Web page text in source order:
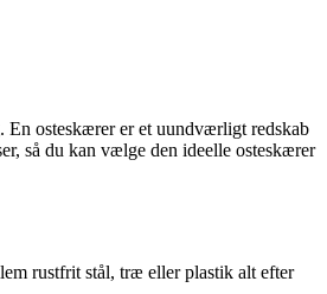
En osteskærer er et uundværligt redskab
så du kan vælge den ideelle osteskærer
rustfrit stål, træ eller plastik alt efter